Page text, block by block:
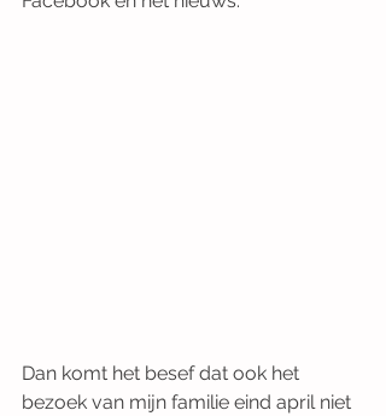
Dan komt het besef dat ook het
bezoek van mijn familie eind april niet